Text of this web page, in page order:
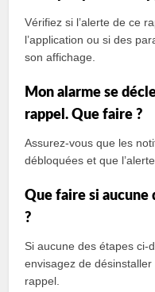
Vérifiez si l’alerte de ce
l’application ou si des
son affichage.
Mon alarme se
rappel. Que faire ?
Assurez-vous que les
débloquées et que
Que faire si aucune
?
Si aucune des étapes ci-
envisagez de désinstaller
rappel.